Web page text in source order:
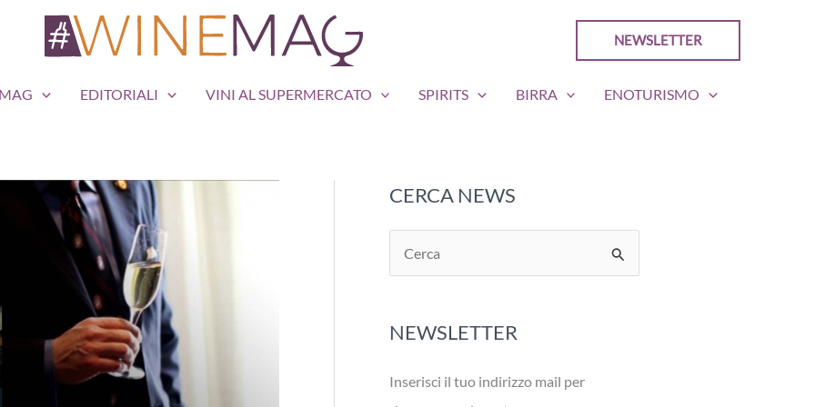
NEWSLETTER
EDITORIALI VINI AL SUPERMERCATO SPIRITS BIRRA ENOTURISMO
CERCA NEWS
e
c
:
NEWSLETTER
Inserisci il tuo indirizzo mail per